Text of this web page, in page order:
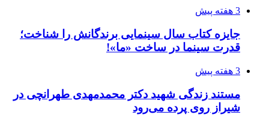
3 هفته پیش
جایزه کتاب سال سینمایی برندگانش را شناخت؛
قدرت سینما در ساخت «ما»!
3 هفته پیش
مستند زندگی شهید دکتر محمدمهدی طهرانچی در
شیراز روی پرده می‌رود